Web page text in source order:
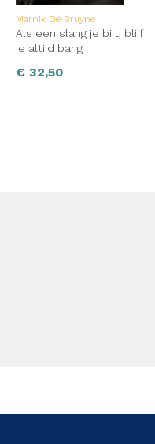
Marnix De Bruyne
Als een slang je bijt, blijf
je altijd bang
€ 32,50